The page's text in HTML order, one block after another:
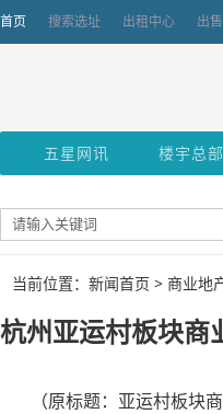
首页 搜索选址 出租中心 出
五星网讯 楼宇总
当前位置：新闻首页 > 商业地
杭州亚运村板块商
（原标题：亚运村板块商